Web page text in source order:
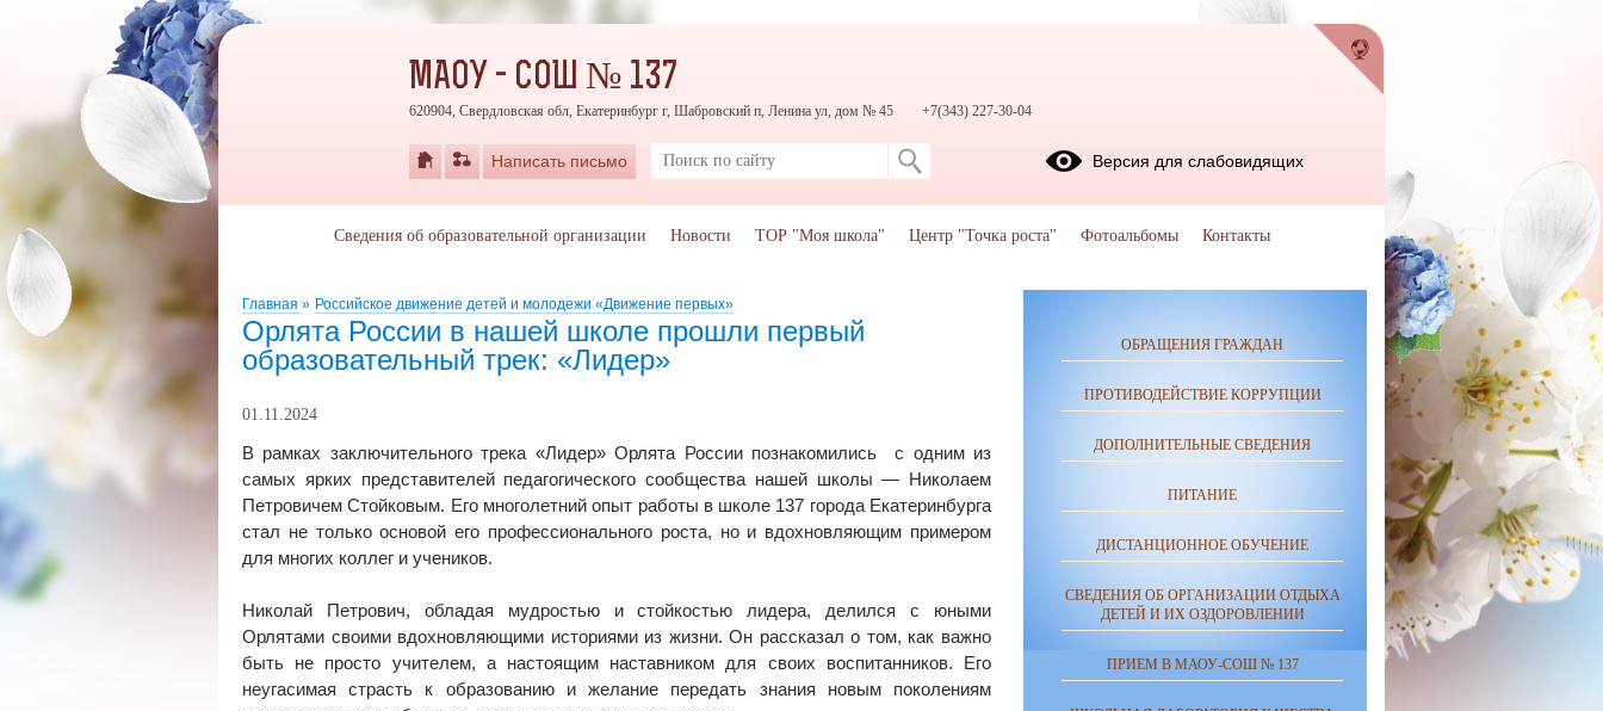
Главная » Российское движение детей и молодежи «Движение первых»
Орлята России в нашей школе прошли первый
образовательный трек: «Лидер»
01.11.2024
В рамках заключительного трека «Лидер» Орлята России познакомились с одним из
самых ярких представителей педагогического сообщества нашей школы — Николаем
Петровичем Стойковым. Его многолетний опыт работы в школе 137 города Екатеринбурга
стал не только основой его профессионального роста, но и вдохновляющим примером
для многих коллег и учеников.
Николай Петрович, обладая мудростью и стойкостью лидера, делился с юными
Орлятами своими вдохновляющими историями из жизни. Он рассказал о том, как важно
быть не просто учителем, а настоящим наставником для своих воспитанников. Его
неугасимая страсть к образованию и желание передать знания новым поколениям
ОБРАЩЕНИЯ ГРАЖДАН
ПРОТИВОДЕЙСТВИЕ КОРРУПЦИИ
ДОПОЛНИТЕЛЬНЫЕ СВЕДЕНИЯ
ПИТАНИЕ
ДИСТАНЦИОННОЕ ОБУЧЕНИЕ
СВЕДЕНИЯ ОБ ОРГАНИЗАЦИИ ОТДЫХА
ДЕТЕЙ И ИХ ОЗДОРОВЛЕНИИ
ПРИЕМ В МАОУ-СОШ № 137
МАОУ - СОШ № 137
620904, Свердловская обл, Екатеринбург г, Шабровский п, Ленина ул, дом № 45 +7(343) 227-30-04
Написать письмо Версия для слабовидящих
Сведения об образовательной организации Новости ТОР "Моя школа" Центр "Точка роста" Фотоальбомы Контакты